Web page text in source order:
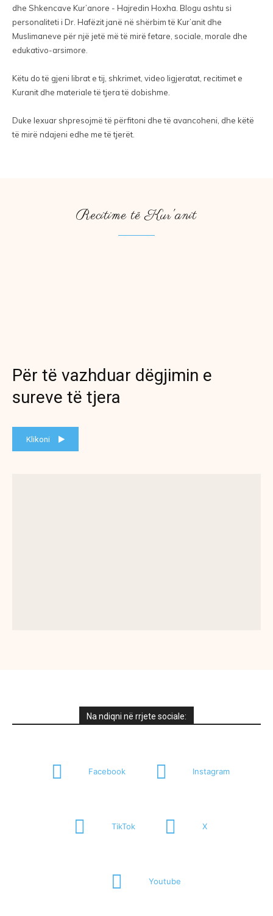
dhe Shkencave Kur’anore - Hajredin Hoxha. Blogu ashtu si
personaliteti i Dr. Hafëzit janë në shërbim të Kur’anit dhe
Muslimaneve për një jetë më të mirë fetare, sociale, morale dhe
edukativo-arsimore.
Këtu do të gjeni librat e tij, shkrimet, video ligjeratat, recitimet e
Kuranit dhe materiale të tjera të dobishme.
Duke lexuar shpresojmë të përfitoni dhe të avancoheni, dhe këtë
të mirë ndajeni edhe me të tjerët.
Recitime të Kur'anit
Për të vazhduar dëgjimin e
sureve të tjera
Klikoni
Na ndiqni në rrjete sociale:
Facebook Instagram
TikTok X
Youtube